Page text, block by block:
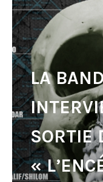
LA
SORTIE
«